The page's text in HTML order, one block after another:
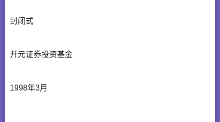
封闭式
开元证券投资基金
1998年3月